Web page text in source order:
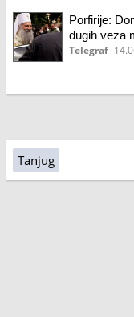
Porfirije:
dugih veza
Telegraf
Tanjug